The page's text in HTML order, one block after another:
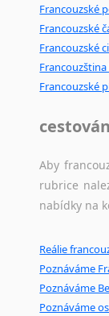
Francouzské
Francouzské
Francouzské
Francouzské
Aby
rubrice
nabídky na
Reálie
Poznáváme
Poznáváme
Poznáváme